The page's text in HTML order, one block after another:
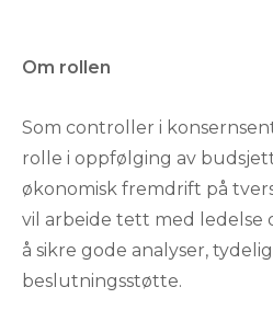
Om rollen
Som controller i
rolle i oppfølging av
økonomisk fremdrift på
vil arbeide tett med ledelse
å sikre gode analyser,
beslutningsstøtte.